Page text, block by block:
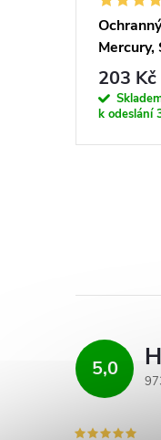
Mercury,
Purple
203 Kč
k odeslání
5,0